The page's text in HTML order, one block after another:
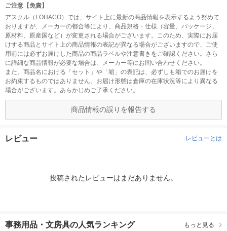
ご注意【免責】
アスクル（LOHACO）では、サイト上に最新の商品情報を表示するよう努めて
おりますが、メーカーの都合等により、商品規格・仕様（容量、パッケージ、
原材料、原産国など）が変更される場合がございます。このため、実際にお届
けする商品とサイト上の商品情報の表記が異なる場合がございますので、ご使
用前には必ずお届けした商品の商品ラベルや注意書きをご確認ください。さら
に詳細な商品情報が必要な場合は、メーカー等にお問い合わせください。
また、商品名における「セット」や「箱」の表記は、必ずしも箱でのお届けを
お約束するものではありません。お届け形態は倉庫の在庫状況等により異なる
場合がございます。あらかじめご了承ください。
商品情報の誤りを報告する
レビュー レビューとは
投稿されたレビューはまだありません。
事務用品・文房具の人気ランキング もっと見る